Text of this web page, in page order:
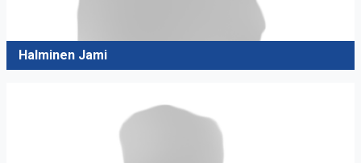
Halminen Jami